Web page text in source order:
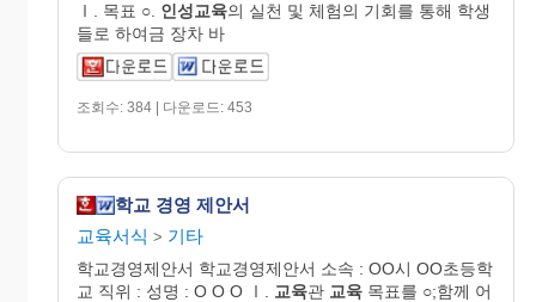
Ⅰ. 목표 ○. 인성교육의 실천 및 체험의 기회를 통해 학생
들로 하여금 장차 바
조회수: 384 | 다운로드: 453
학교 경영 제안서
교육서식 > 기타
학교경영제안서 학교경영제안서 소속 : OO시 OO초등학
교 직위 : 성명 : O O O Ⅰ.
교육관 교육 목표를 ○;함께 어